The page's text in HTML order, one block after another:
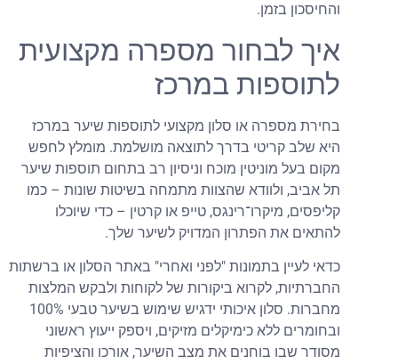
והחיסכון בזמן.
איך לבחור מספרה מקצועית
לתוספות במרכז
בחירת מספרה או סלון מקצועי לתוספות שיער במרכז
היא שלב קריטי בדרך לתוצאה מושלמת. מומלץ לחפש
מקום בעל מוניטין מוכח וניסיון רב בתחום תוספות שיער
תל אביב, ולוודא שהצוות מתמחה בשיטות שונות – כמו
קליפסים, מיקרו־רינגס, טייפ או קרטין – כדי שיוכלו
להתאים את הפתרון המדויק לשיער שלך.
כדאי לעיין בתמונות "לפני ואחרי" באתר הסלון או ברשתות
החברתיות, לקרוא ביקורות של לקוחות ולבקש המלצות
מחברות. סלון איכותי ידגיש שימוש בשיער טבעי 100%
ובחומרים ללא כימיקלים מזיקים, ויספק ייעוץ ראשוני
מסודר שבו בוחנים את מצב השיער, אורכו והציפיות